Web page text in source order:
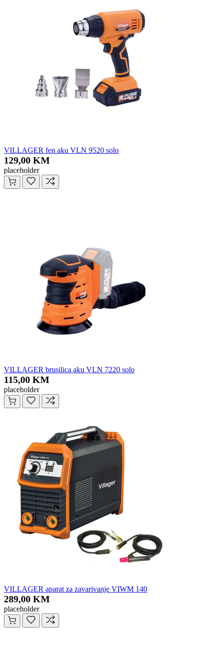
VILLAGER fen aku VLN 9520 solo
129,00 KM
placeholder
VILLAGER brusilica aku VLN 7220 solo
115,00 KM
placeholder
VILLAGER aparat za zavarivanje VIWM 140
289,00 KM
placeholder